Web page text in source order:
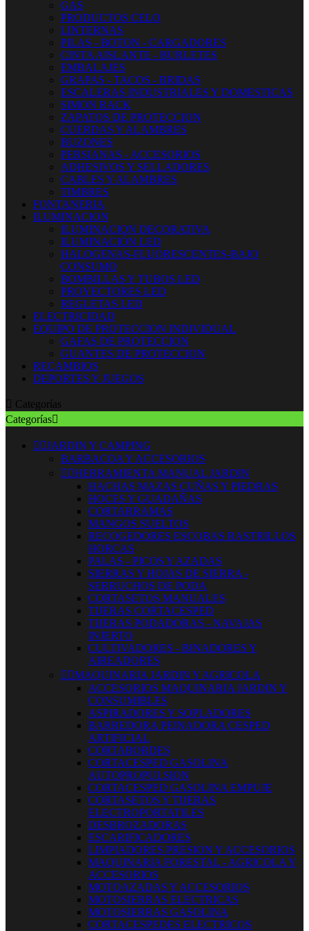
GAS
PRODUCTOS CELO
LINTERNAS
PILAS - BOTON - CARGADORES
CINTA AISLANTE - BURLETES
EMBALAJES
GRAPAS - TACOS - BRIDAS
ESCALERAS INDUSTRIALES Y DOMESTICAS
SIMON RACK
ZAPATOS DE PROTECCION
CUERDAS Y ALAMBRES
BUZONES
PERSIANAS - ACCESORIOS
ADHESIVOS Y SELLADORES
CABLES Y ALAMBRES
TIMBRES
FONTANERIA
ILUMINACION
ILUMINACION DECORATIVA
ILUMINACIÓN LED
HALOGENAS-FLUORESCENTES-BAJO
CONSUMO
BOMBILLAS Y TUBOS LED
PROYECTORES LED
REGLETAS LED
ELECTRICIDAD
EQUIPO DE PROTECCION INDIVIDUAL
GAFAS DE PROTECCION
GUANTES DE PROTECCION
RECAMBIOS
DEPORTES Y JUEGOS
 Categorías
Categorías
 JARDIN Y CAMPING
BARBACOA Y ACCESORIOS
 HERRAMIENTA MANUAL JARDIN
HACHAS MAZAS CUÑAS Y PIEDRAS
HOCES Y GUADAÑAS
CORTARRAMAS
MANGOS SUELTOS
RECOGEDORES ESCOBAS RASTRILLOS
HORCAS
PALAS - PICOS Y AZADAS
SIERRAS Y HOJAS DE SIERRA -
SERRUCHOS DE PODA
CORTASETOS MANUALES
TIJERAS CORTACESPED
TIJERAS PODADORAS - NAVAJAS
INJERTO
CULTIVADORES - BINADORES Y
AIREADORES
 MAQUINARIA JARDIN Y AGRICOLA
ACCESORIOS MAQUINARIA JARDIN Y
CONSUMIBLES
ASPIRADORES Y SOPLADORES
BARREDORA PEINADORA CESPED
ARTIFICIAL
CORTABORDES
CORTACESPED GASOLINA
AUTOPROPULSION
CORTACESPED GASOLINA EMPUJE
CORTASETOS Y TIJERAS
ELECTROPORTATILES
DESBROZADORAS
ESCARIFICADORES
LIMPIADORES PRESION Y ACCESORIOS
MAQUINARIA FORESTAL - AGRICOLA Y
ACCESORIOS
MOTOAZADAS Y ACCESORIOS
MOTOSIERRAS ELECTRICAS
MOTOSIERRAS GASOLINA
CORTACESPEDES ELECTRICOS